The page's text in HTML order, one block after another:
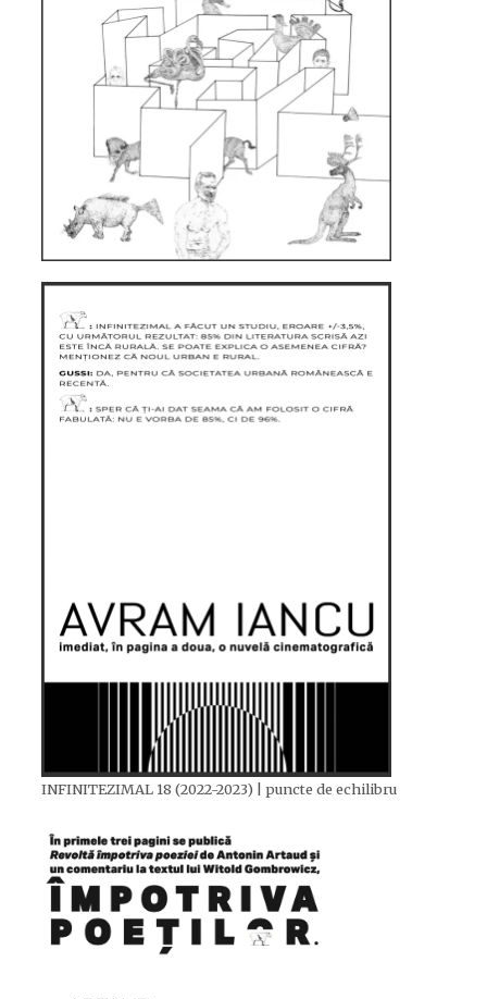
INFINITEZIMAL 18 (2022-2023) | puncte de echilibru